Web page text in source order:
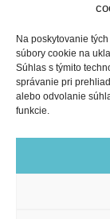
Na poskytovanie
súbory cookie na
Súhlas s týmito
správanie pri
alebo odvolanie
funkcie.
zverejňované vo
Portál
resp. ich